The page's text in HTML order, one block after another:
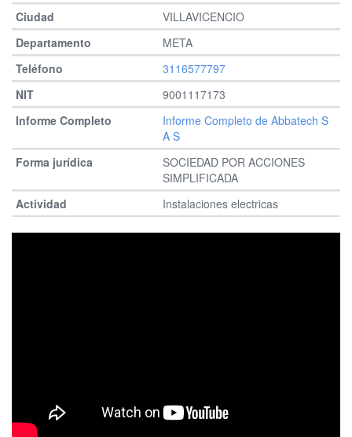
VILLAVICENCIO
META
3116577797
9001117173
Informe Completo de Abbatech S
A S
SOCIEDAD POR ACCIONES
SIMPLIFICADA
Instalaciones electricas